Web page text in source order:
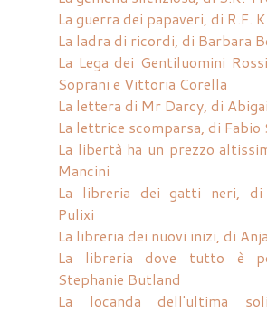
La guerra dei papaveri, di R.F.
La ladra di ricordi, di Barbara
La Lega dei Gentiluomini
Soprani e Vittoria Corella
La lettera di Mr Darcy, di
La lettrice scomparsa, di Fabio
La libertà ha un prezzo
Mancini
La libreria dei gatti neri, di
Pulixi
La libreria dei nuovi inizi, di
La libreria dove tutto è
Stephanie Butland
La locanda dell'ultima